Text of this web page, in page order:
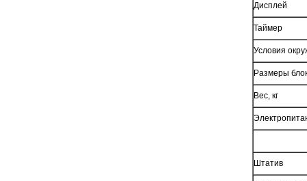
Дисплей
Таймер
Условия
Размеры
Вес, кг
Штатив